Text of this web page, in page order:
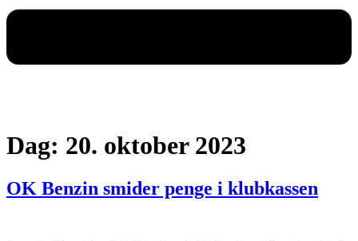
Dag: 20. oktober 2023
OK Benzin smider penge i klubkassen